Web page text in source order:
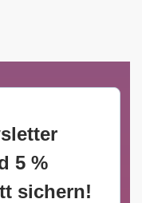
5 %
sichern!